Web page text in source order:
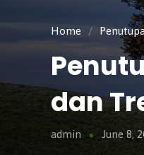
Home /
dan
admin June 8,